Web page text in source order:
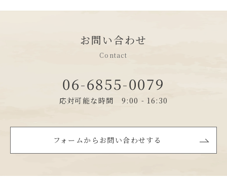
お問い合わせ
Contact
06-6855-0079
応対可能な時間 9:00 - 16:30
フォームからお問い合わせする